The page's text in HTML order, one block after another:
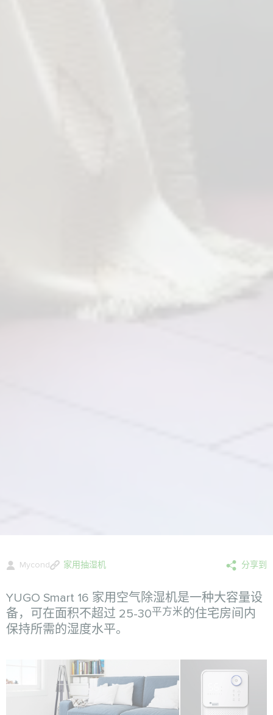
Mycond 家用抽湿机 分享到
YUGO Smart 16 家用空气除湿机是一种大容量设
备，可在面积不超过 25-30平方米 的住宅房间内
保持所需的湿度水平。